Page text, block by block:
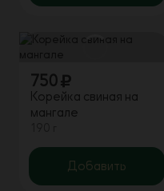
750
Корейка свиная на
мангале
Добавить